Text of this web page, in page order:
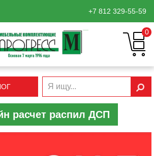
+7 812 329-55-59
0
расчет распил ДСП